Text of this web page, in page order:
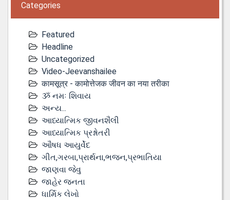
Categories
Featured
Headline
Uncategorized
Video-Jeevanshailee
कामसूत्र - कामोत्तेजक जीवन का नया तरीका
ૐ નમઃ શિવાય
અન્ય...
આધ્યાત્મિક જીવનશૈલી
આધ્યાત્મિક પ્રશ્નોતરી
ઔષધ આયુર્વેદ
ગીત,ગરબા,પ્રાર્થના,ભજન,પ્રભાતિયા
જાણવા જેવુ
જાહેર જનતા
ધાર્મિક લેખો